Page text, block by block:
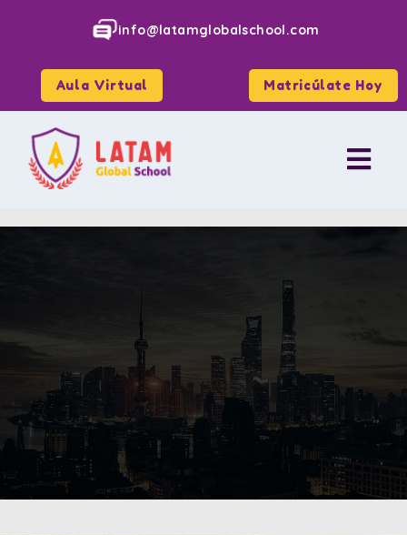
info@latamglobalschool.com
Aula Virtual Matricúlate Hoy